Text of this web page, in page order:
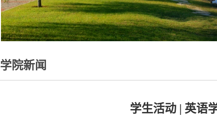
学院新闻
学生活动 | 英语